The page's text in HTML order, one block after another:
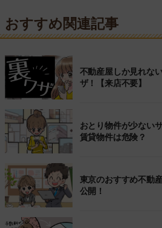
おすすめ関連記事
不動産屋しか見れな
ザ！【来店不要】
おとり物件が少ない
賃貸物件は危険？
東京のおすすめ不動
公開！